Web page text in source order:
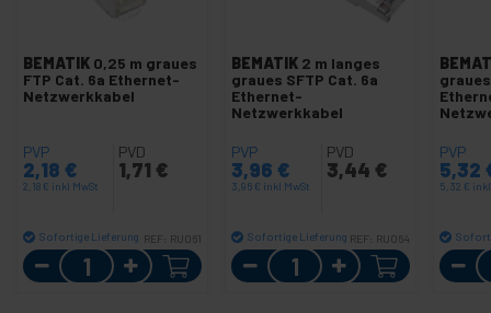
BEMATIK 0,25 m graues
FTP Cat. 6a Ethernet-
Netzwerkkabel
PVP
2,18 €
2,18 € inkl MwSt
PVD
1,71 €
Sofortige Lieferung REF: RU061
Menge
BEMATIK 2 m langes
graues SFTP Cat. 6a
Ethernet-
Netzwerkkabel
PVP
3,96 €
3,96 € inkl MwSt
PVD
3,44 €
Sofortige Lieferung REF: RU064
Menge
PVP
5,32
5,32 €